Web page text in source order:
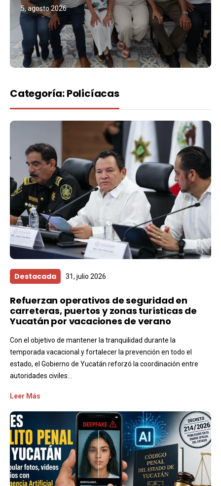
5, agosto 2026
Categoría:Policíacas
Destacada 31, julio 2026
Refuerzan operativos de seguridad en
carreteras, puertos y zonas turísticas de
Yucatán por vacaciones de verano
Con el objetivo de mantener la tranquilidad durante la
temporada vacacional y fortalecer la prevención en todo el
estado, el Gobierno de Yucatán reforzó la coordinación entre
autoridades civiles...
Leer Más